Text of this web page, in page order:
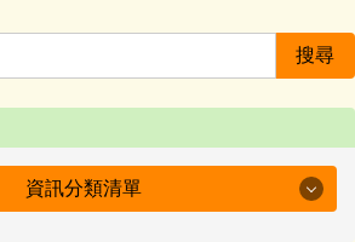
搜尋
資訊分類清單